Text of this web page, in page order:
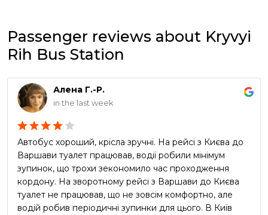
Passenger reviews about Kryvyi
Rih Bus Station
Алена Г.-Р.
in the last week
Автобус хороший, крісла зручні. На рейсі з Києва до
Варшави туалет працював, водії робили мінімум
зупинок, що трохи зекономило час проходження
кордону. На зворотному рейсі з Варшави до Києва
туалет не працював, що не зовсім комфортно, але
водій робив періодичні зупинки для цього. В Київ